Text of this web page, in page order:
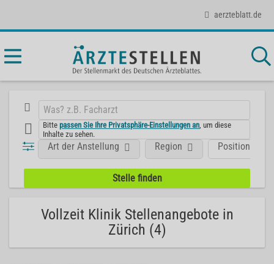
aerzteblatt.de
Bittepassen Sie Ihre Privatsphäre-Einstellungen an , um diese
Inhalte zu sehen.
Position
Art der Anstellung Region
Vollzeit Klinik Stellenangebote in
Zürich (4)